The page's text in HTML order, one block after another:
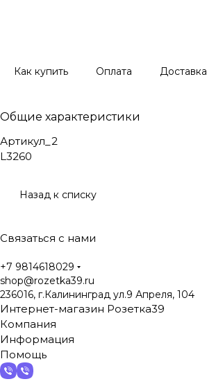
Как купить Оплата Доставка
Общие характеристики
Артикул_2
L3260
Назад к списку
Связаться с нами
+7 9814618029
shop@rozetka39.ru
236016, г.Калининград ул.9 Апреля, 104
Интернет-магазин Розетка39
Компания
Информация
Помощь